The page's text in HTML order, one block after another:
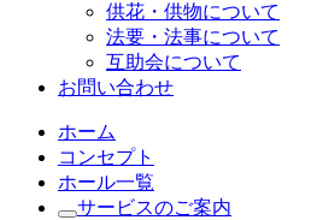
供花・供物について
法要・法事について
互助会について
お問い合わせ
ホーム
コンセプト
ホール一覧
サービスのご案内